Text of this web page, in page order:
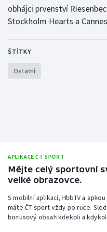
Moderní pětiboj
Olympijské hry
Parasport
Rychlobruslení
Short track
obhájci prvenství
Stockholm Hearts a
ŠTÍTKY
Ostatní
APLIKACE ČT SPORT
Mějte celý sportovní
velké obrazovce.
S mobilní aplikací, HbbTV a
máte ČT sport vždy po ruce.
bonusový obsah kdekoli a